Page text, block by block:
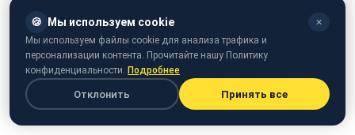
🍪 Мы используем cookie ✕
Мы используем файлы cookie для анализа трафика и
персонализации контента. Прочитайте нашу Политику
конфиденциальности. Подробнее
Отклонить Принять все